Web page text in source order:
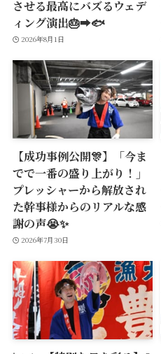
させる最高にバズるウェデ
ィング演出🎂➡️🐟
2026年8月1日
【成功事例公開🎊】「今ま
でで一番の盛り上がり！」
プレッシャーから解放され
た幹事様からのリアルな感
謝の声😭✨
2026年7月30日